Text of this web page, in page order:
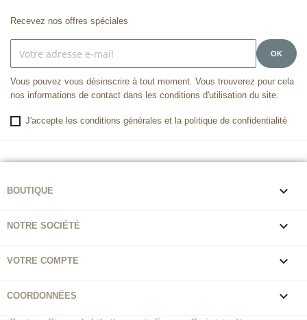
Recevez nos offres spéciales
Vous pouvez vous désinscrire à tout moment. Vous trouverez pour cela
nos informations de contact dans les conditions d'utilisation du site.
J'accepte les conditions générales et la politique de confidentialité
BOUTIQUE 
NOTRE SOCIÉTÉ 
VOTRE COMPTE 
COORDONNÉES 